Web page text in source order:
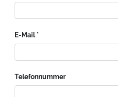
E-Mail
Telefonnummer